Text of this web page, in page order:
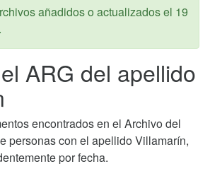
añadidos o actualizados el 19
.
ARG del apellido
encontrados en el Archivo del
personas con el apellido Villamarín,
por fecha.